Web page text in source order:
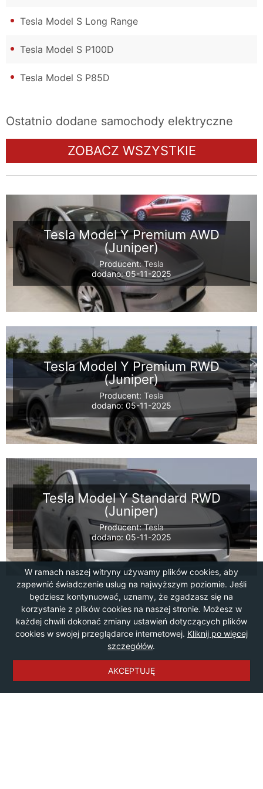
W ramach naszej witryny używamy plików cookies, aby
zapewnić świadczenie usług na najwyższym poziomie. Jeśli
będziesz kontynuować, uznamy, że zgadzasz się na
korzystanie z plików cookies na naszej stronie. Możesz w
każdej chwili dokonać zmiany ustawień dotyczących plików
cookies w swojej przeglądarce internetowej. Kliknij po więcej
szczegółów.
AKCEPTUJĘ
Tesla Model S Long Range
Tesla Model S P100D
Tesla Model S P85D
Ostatnio dodane samochody elektryczne
ZOBACZ WSZYSTKIE
Tesla Model Y Premium AWD
(Juniper)
Producent:Tesla
dodano: 05-11-2025
Tesla Model Y Premium RWD
(Juniper)
Producent: Tesla
dodano: 05-11-2025
Tesla Model Y Standard RWD
(Juniper)
Producent:Tesla
dodano: 05-11-2025